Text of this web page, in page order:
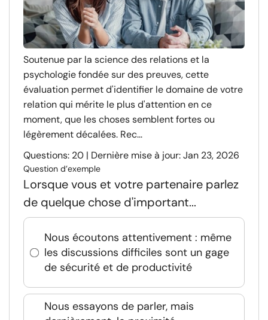
Soutenue par la science des relations et la
psychologie fondée sur des preuves, cette
évaluation permet d'identifier le domaine de votre
relation qui mérite le plus d'attention en ce
moment, que les choses semblent fortes ou
légèrement décalées. Rec...
Questions: 20 | Dernière mise à jour: Jan 23, 2026
Question d’exemple
Lorsque vous et votre partenaire parlez
de quelque chose d'important...
Nous écoutons attentivement : même
les discussions difficiles sont un gage
de sécurité et de productivité
Nous essayons de parler, mais